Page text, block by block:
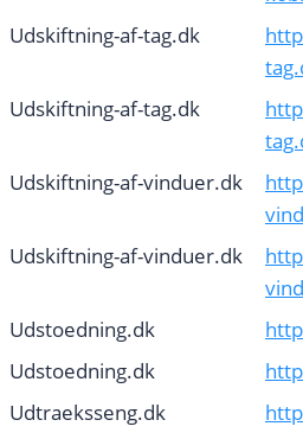
Udskiftning-af-tag.dk
Udskiftning-af-tag.dk
Udskiftning-af-vinduer.dk
Udskiftning-af-vinduer.dk
Udstoedning.dk
Udstoedning.dk
Udtraeksseng.dk